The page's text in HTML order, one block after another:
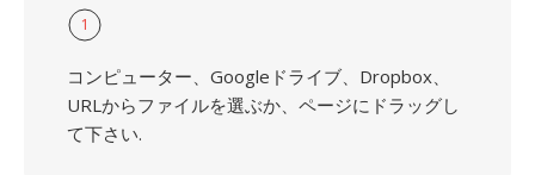
1
コンピューター、Googleドライブ、Dropbox、
URLからファイルを選ぶか、ページにドラッグし
て下さい.